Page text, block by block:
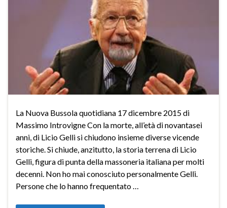
La Nuova Bussola quotidiana 17 dicembre 2015 di
Massimo Introvigne Con la morte, all’età di novantasei
anni, di Licio Gelli si chiudono insieme diverse vicende
storiche. Si chiude, anzitutto, la storia terrena di Licio
Gelli, figura di punta della massoneria italiana per molti
decenni. Non ho mai conosciuto personalmente Gelli.
Persone che lo hanno frequentato …